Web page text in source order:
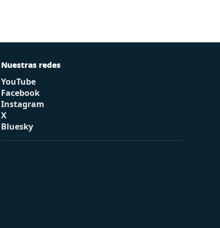
Nuestras redes
YouTube
Facebook
Instagram
X
Bluesky